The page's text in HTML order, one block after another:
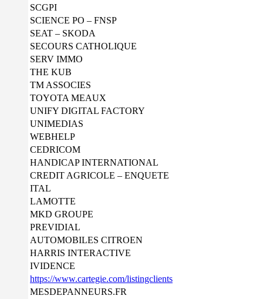
SCGPI
SCIENCE PO – FNSP
SEAT – SKODA
SECOURS CATHOLIQUE
SERV IMMO
THE KUB
TM ASSOCIES
TOYOTA MEAUX
UNIFY DIGITAL FACTORY
UNIMEDIAS
WEBHELP
CEDRICOM
HANDICAP INTERNATIONAL
CREDIT AGRICOLE – ENQUETE
ITAL
LAMOTTE
MKD GROUPE
PREVIDIAL
AUTOMOBILES CITROEN
HARRIS INTERACTIVE
IVIDENCE
https://www.cartegie.com/listingclients
MESDEPANNEURS.FR